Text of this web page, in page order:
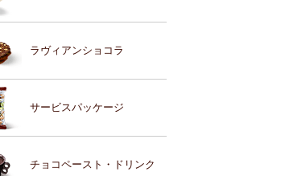
ラヴィアンショコラ
サービスパッケージ
チョコペースト・ドリンク